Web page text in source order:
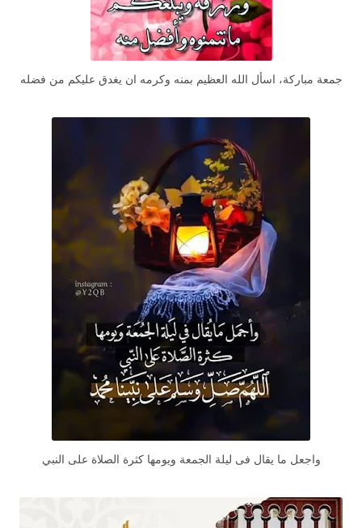
جمعة مباركة، اسأل الله العظيم بمنه وكرمه ان يغدق عليكم من فضله
واجعل ما يقال فى ليلة الجمعة ويومها كثرة الصلاة على النبي